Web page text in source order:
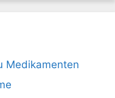
Medikamenten